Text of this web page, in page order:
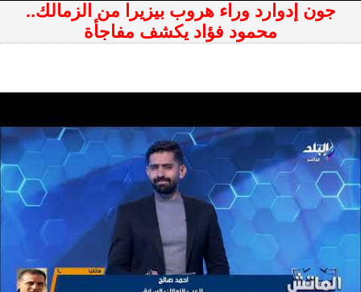
جون إدوارد وراء هروب بيزيرا من الزمالك..
محمود فؤاد يكشف مفاجأة